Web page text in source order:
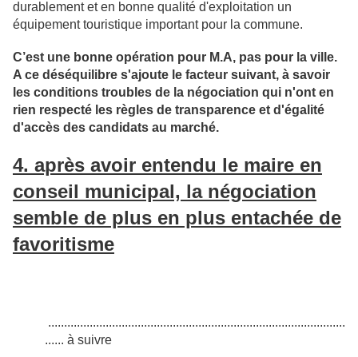
durablement et en bonne qualité d'exploitation un
équipement touristique important pour la commune.
C’est une bonne opération pour M.A, pas pour la ville.
A ce déséquilibre s'ajoute le facteur suivant, à savoir
les conditions troubles de la négociation qui n'ont en
rien respecté les règles de transparence et d'égalité
d'accès des candidats au marché.
4. après avoir entendu le maire en
conseil municipal, la négociation
semble de plus en plus entachée de
favoritisme
.............................................................................................
...... à suivre